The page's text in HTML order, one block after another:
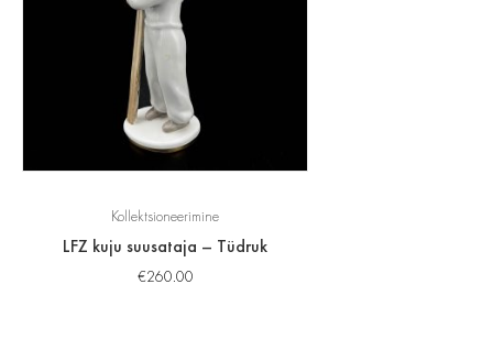
Kollektsioneerimine
LFZ kuju suusataja – Tüdruk
€260.00